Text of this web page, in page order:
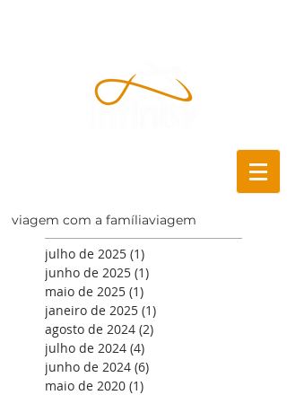
viagem com a famíliaviagem
julho de 2025 (1)
junho de 2025 (1)
maio de 2025 (1)
janeiro de 2025 (1)
agosto de 2024 (2)
julho de 2024 (4)
junho de 2024 (6)
maio de 2020 (1)